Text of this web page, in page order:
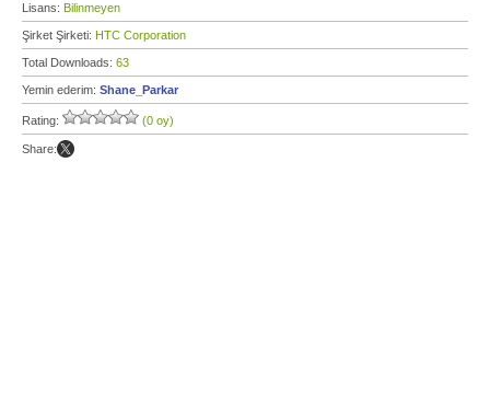
Lisans: Bilinmeyen
Şirket Şirketi: HTC Corporation
Total Downloads: 63
Yemin ederim: Shane_Parkar
Rating: (0 oy)
Share: